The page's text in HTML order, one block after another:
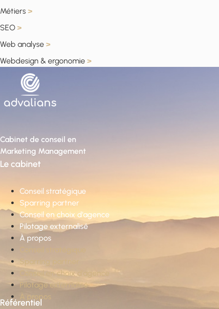
Métiers >
SEO >
Web analyse >
Webdesign & ergonomie >
Cabinet de conseil en
Marketing Management
Le cabinet
Conseil stratégique
Sparring partner
Conseil en choix d’agence
Pilotage externalisé
À propos
Sparring partner
Conseil en choix d’agence
Pilotage externalisé
À propos
Référentiel